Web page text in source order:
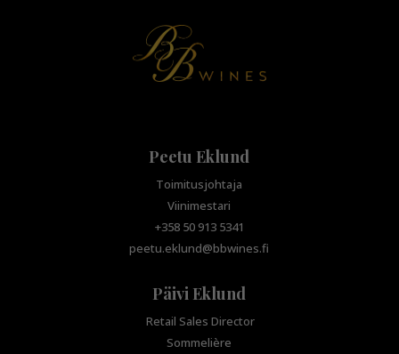
Peetu Eklund
Toimitusjohtaja
Viinimestari
+358 50 913 5341
peetu.eklund@bbwines.fi
Päivi Eklund
Retail Sales Director
Sommelière